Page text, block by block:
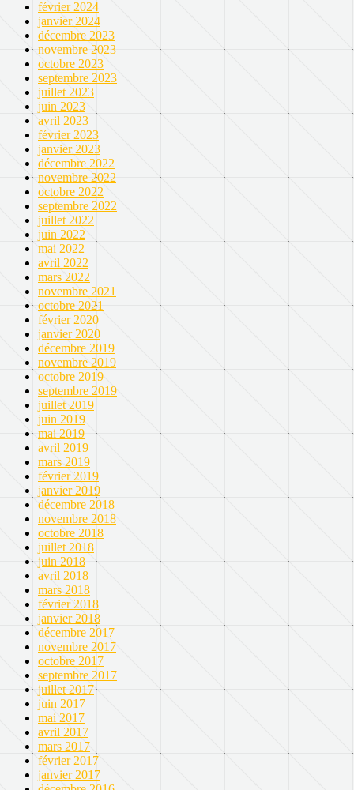
février 2024
janvier 2024
décembre 2023
novembre 2023
octobre 2023
septembre 2023
juillet 2023
juin 2023
avril 2023
février 2023
janvier 2023
décembre 2022
novembre 2022
octobre 2022
septembre 2022
juillet 2022
juin 2022
mai 2022
avril 2022
mars 2022
novembre 2021
octobre 2021
février 2020
janvier 2020
décembre 2019
novembre 2019
octobre 2019
septembre 2019
juillet 2019
juin 2019
mai 2019
avril 2019
mars 2019
février 2019
janvier 2019
décembre 2018
novembre 2018
octobre 2018
juillet 2018
juin 2018
avril 2018
mars 2018
février 2018
janvier 2018
décembre 2017
novembre 2017
octobre 2017
septembre 2017
juillet 2017
juin 2017
mai 2017
avril 2017
mars 2017
février 2017
janvier 2017